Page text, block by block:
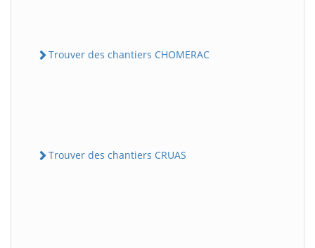
Trouver des chantiers CHOMERAC
Trouver des chantiers CRUAS